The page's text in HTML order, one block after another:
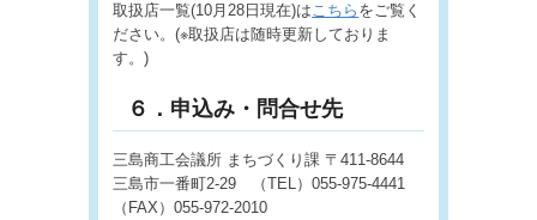
取扱店一覧(10月28日現在)は こちら をご覧く
ださい。(※取扱店は随時更新しておりま
す。)
６．申込み・問合せ先
三島商工会議所 まちづくり課 〒411-8644
三島市一番町2-29 （TEL）055-975-4441
（FAX）055-972-2010